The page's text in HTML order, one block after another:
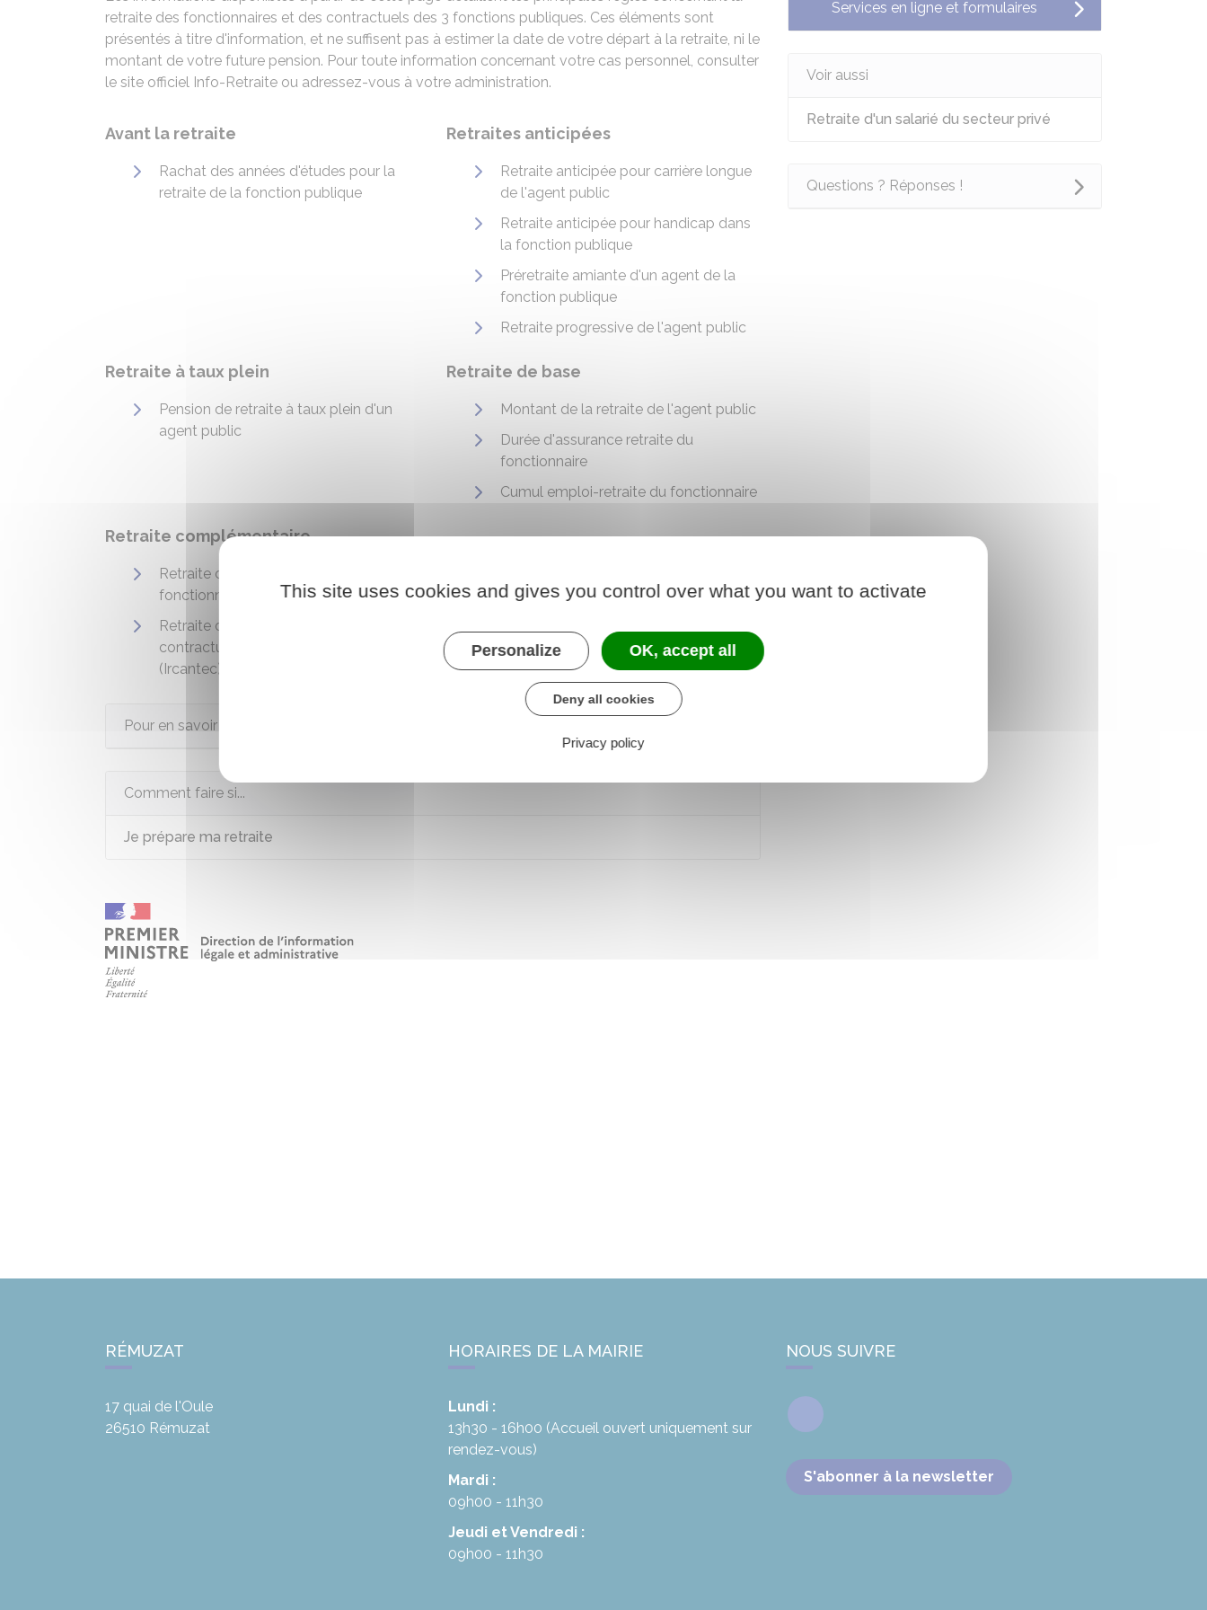
retraite des fonctionnaires et des contractuels des 3 fonctions publiques. Ces éléments sont
présentés à titre d'information, et ne suffisent pas à estimer la date de votre départ à la retraite, ni le
montant de votre future pension. Pour toute information concernant votre cas personnel, consulter
le site officiel Info-Retraite ou adressez-vous à votre administration.
Avant la retraite
Rachat des années d'études pour la
retraite de la fonction publique
Retraites anticipées
Retraite anticipée pour carrière longue
de l'agent public
Retraite anticipée pour handicap dans
la fonction publique
Préretraite amiante d'un agent de la
fonction publique
Retraite progressive de l'agent public
Retraite à taux plein
Pension de retraite à taux plein d'un
agent public
Retraite de base
Montant de la retraite de l'agent public
Durée d'assurance retraite du
fonctionnaire
Cumul emploi-retraite du fonctionnaire
Retraite complémentaire
Retraite complémentaire d'un
fonctionnaire (Rafp)
Retraite complémentaire d'un
contractuel de la fonction publique
(Ircantec)
Pour en savoir plus
Comment faire si...
Je prépare ma retraite
Services en ligne et formulaires
Voir aussi
Retraite d'un salarié du secteur privé
Questions ? Réponses !
RÉMUZAT
17 quai de l'Oule
26510 Rémuzat
HORAIRES DE LA MAIRIE
Lundi :
13h30 - 16h00 (Accueil ouvert uniquement sur
rendez-vous)
Mardi :
09h00 - 11h30
Jeudi et Vendredi :
09h00 - 11h30
NOUS SUIVRE
Facebook
S'abonner à la newsletter
This site uses cookies and gives you control over what you want to activate
Personalize OK, accept all
Deny all cookies
Privacy policy